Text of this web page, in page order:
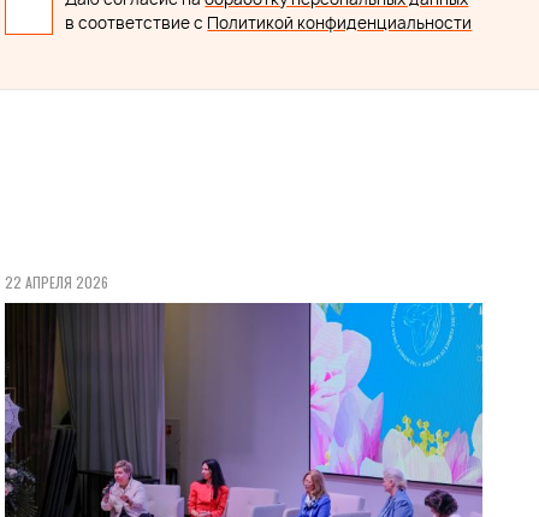
в соответствие с Политикой конфиденциальности
22 АПРЕЛЯ 2026